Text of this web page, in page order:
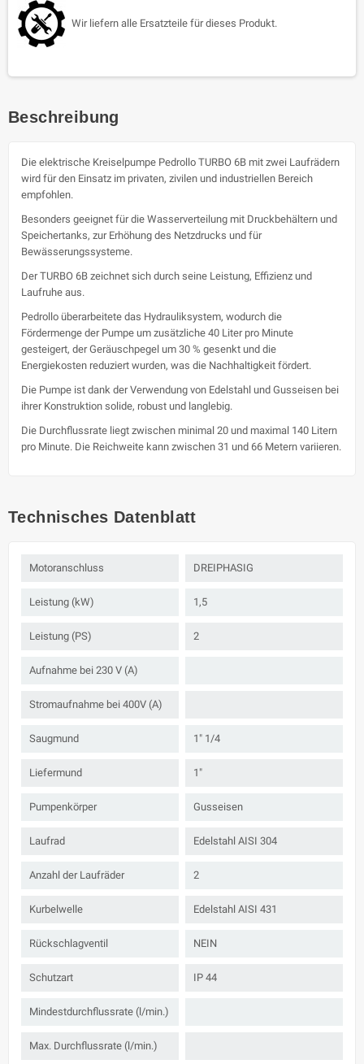
Wir liefern alle Ersatzteile für dieses Produkt.
Beschreibung
Die elektrische Kreiselpumpe Pedrollo TURBO 6B mit zwei Laufrädern
wird für den Einsatz im privaten, zivilen und industriellen Bereich
empfohlen.
Besonders geeignet für die Wasserverteilung mit Druckbehältern und
Speichertanks, zur Erhöhung des Netzdrucks und für
Bewässerungssysteme.
Der TURBO 6B zeichnet sich durch seine Leistung, Effizienz und
Laufruhe aus.
Pedrollo überarbeitete das Hydrauliksystem, wodurch die
Fördermenge der Pumpe um zusätzliche 40 Liter pro Minute
gesteigert, der Geräuschpegel um 30 % gesenkt und die
Energiekosten reduziert wurden, was die Nachhaltigkeit fördert.
Die Pumpe ist dank der Verwendung von Edelstahl und Gusseisen bei
ihrer Konstruktion solide, robust und langlebig.
Die Durchflussrate liegt zwischen minimal 20 und maximal 140 Litern
pro Minute. Die Reichweite kann zwischen 31 und 66 Metern variieren.
Technisches Datenblatt
Motoranschluss DREIPHASIG
Leistung (kW) 1,5
Leistung (PS) 2
Aufnahme bei 230 V (A)
Stromaufnahme bei 400V (A)
Saugmund 1" 1/4
Liefermund 1"
Pumpenkörper Gusseisen
Laufrad Edelstahl AISI 304
Anzahl der Laufräder 2
Kurbelwelle Edelstahl AISI 431
Rückschlagventil NEIN
Schutzart IP 44
Mindestdurchflussrate (l/min.)
Max. Durchflussrate (l/min.)